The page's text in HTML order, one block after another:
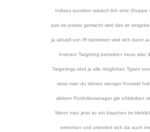
Indizes sondern tatsäch lich eine
pas siv passiv gemacht wird das ist
ja aktuell von IR betrieben wird sich dann
Investor Targeting betreiben muss also
Targetings sind ja alle möglichen Typen
dass man du diesen weniger Kontakt
aktiven Portfoliomanager gle ichbleiben
Wenn man jetzt so ein bisschen im
erreichen und orientiert sich da auch